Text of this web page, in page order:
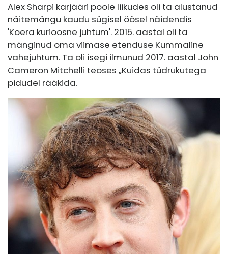
Alex Sharpi karjääri poole liikudes oli ta alustanud
näitemängu kaudu sügisel öösel näidendis
'Koera kurioosne juhtum'. 2015. aastal oli ta
mänginud oma viimase etenduse Kummaline
vahejuhtum. Ta oli isegi ilmunud 2017. aastal John
Cameron Mitchelli teoses „Kuidas tüdrukutega
pidudel rääkida.